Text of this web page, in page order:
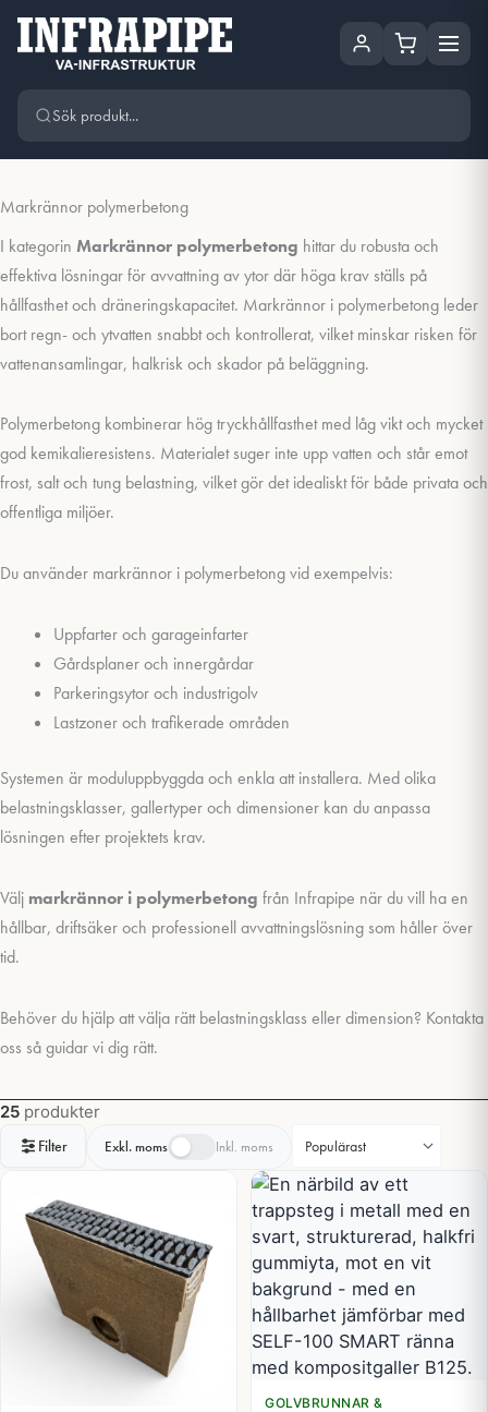
Hoppa
Hoppa till huvudinnehåll
Markrännor polymerbetong
I kategorin Markrännor polymerbetong hittar du robusta och
effektiva lösningar för avvattning av ytor där höga krav ställs på
hållfasthet och dräneringskapacitet. Markrännor i polymerbetong leder
bort regn- och ytvatten snabbt och kontrollerat, vilket minskar risken för
vattenansamlingar, halkrisk och skador på beläggning.
Polymerbetong kombinerar hög tryckhållfasthet med låg vikt och mycket
god kemikalieresistens. Materialet suger inte upp vatten och står emot
frost, salt och tung belastning, vilket gör det idealiskt för både privata och
offentliga miljöer.
Du använder markrännor i polymerbetong vid exempelvis:
Uppfarter och garageinfarter
Gårdsplaner och innergårdar
Parkeringsytor och industrigolv
Lastzoner och trafikerade områden
Systemen är moduluppbyggda och enkla att installera. Med olika
belastningsklasser, gallertyper och dimensioner kan du anpassa
lösningen efter projektets krav.
Välj markrännor i polymerbetong från Infrapipe när du vill ha en
hållbar, driftsäker och professionell avvattningslösning som håller över
tid.
Behöver du hjälp att välja rätt belastningsklass eller dimension? Kontakta
oss så guidar vi dig rätt.
25 produkter
Filter Exkl. moms Inkl. moms
GOLVBRUNNAR &